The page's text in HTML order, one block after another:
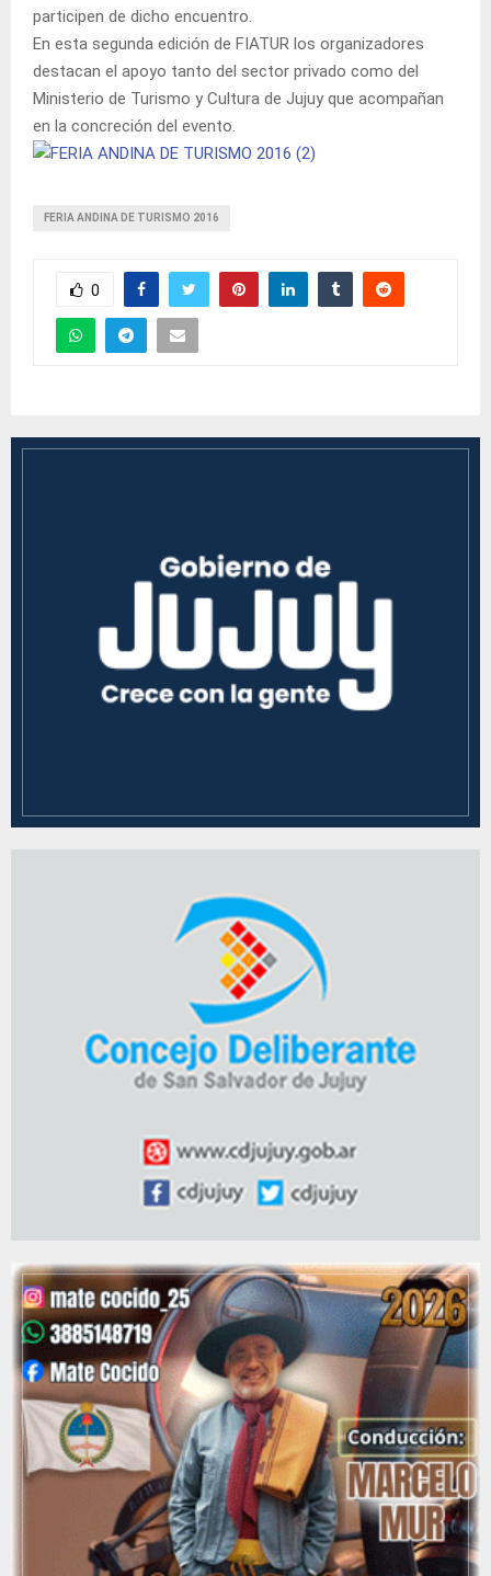
participen de dicho encuentro.
En esta segunda edición de FIATUR los organizadores
destacan el apoyo tanto del sector privado como del
Ministerio de Turismo y Cultura de Jujuy que acompañan
en la concreción del evento.
FERIA ANDINA DE TURISMO 2016
0